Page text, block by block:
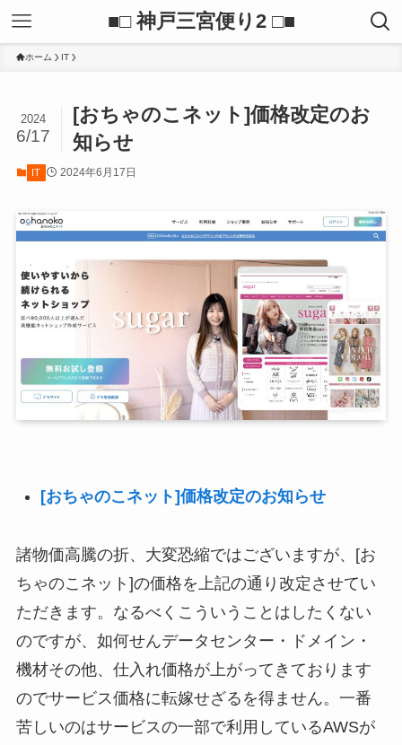
■□ 神戸三宮便り2 □■
ホーム IT
[おちゃのこネット]価格改定のお
知らせ
2024
6/17
IT 2024年6月17日
[おちゃのこネット]価格改定のお知らせ
諸物価高騰の折、大変恐縮ではございますが、[お
ちゃのこネット]の価格を上記の通り改定させてい
ただきます。なるべくこういうことはしたくない
のですが、如何せんデータセンター・ドメイン・
機材その他、仕入れ価格が上がってきております
のでサービス価格に転嫁せざるを得ません。一番
苦しいのはサービスの一部で利用しているAWSが